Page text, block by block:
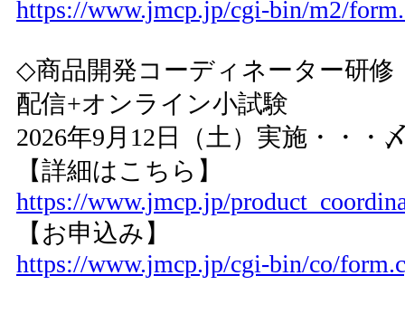
https://www.jmcp.jp/cgi-bin/m2/
◇商品開発コーディネータ
配信+オンライン小試験
2026年9月12日（土）実施・・・
【詳細はこちら】
https://www.jmcp.jp/
【お申込み】
https://www.jmcp.jp/cgi-bin/co/